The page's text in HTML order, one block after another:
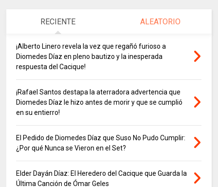
RECIENTE ALEATORIO
¡Alberto Linero revela la vez que regañó furioso a
Diomedes Díaz en pleno bautizo y la inesperada
respuesta del Cacique!
¡Rafael Santos destapa la aterradora advertencia que
Diomedes Díaz le hizo antes de morir y que se cumplió
en su entierro!
El Pedido de Diomedes Díaz que Suso No Pudo Cumplir:
¿Por qué Nunca se Vieron en el Set?
Elder Dayán Díaz: El Heredero del Cacique que Guarda la
Última Canción de Ómar Geles